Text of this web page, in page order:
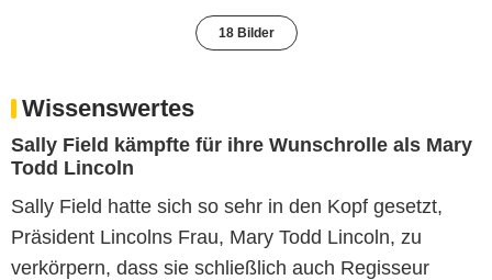
18 Bilder
Wissenswertes
Sally Field kämpfte für ihre Wunschrolle als Mary
Todd Lincoln
Sally Field hatte sich so sehr in den Kopf gesetzt,
Präsident Lincolns Frau, Mary Todd Lincoln, zu
verkörpern, dass sie schließlich auch Regisseur